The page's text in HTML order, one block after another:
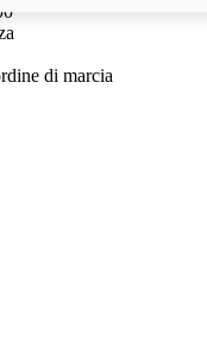
di marcia